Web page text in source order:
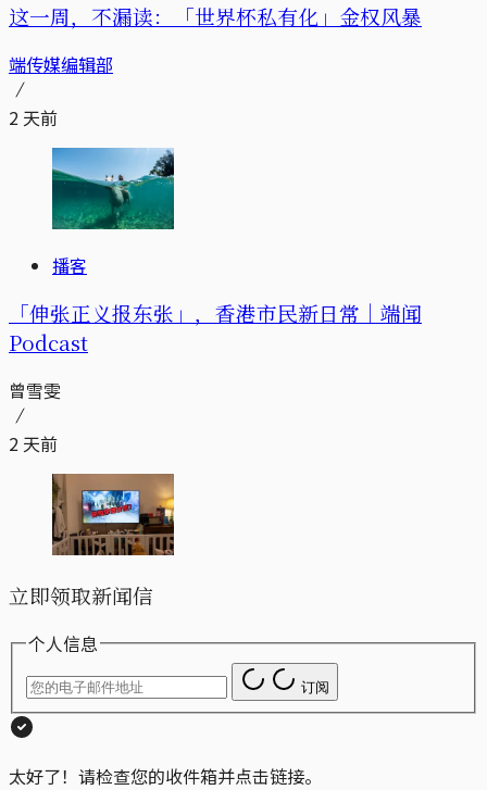
这一周，不漏读：「世界杯私有化」金权风暴
端传媒编辑部
2 天前
播客
「伸张正义报东张」，香港市民新日常｜端闻
Podcast
曾雪雯
2 天前
立即领取新闻信
个人信息
订阅
太好了！请检查您的收件箱并点击链接。